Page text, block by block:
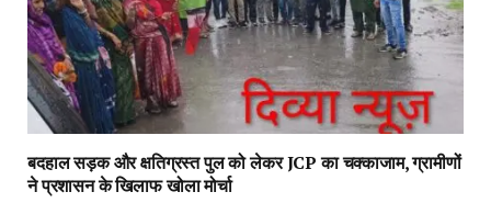
बदहाल सड़क और क्षतिग्रस्त पुल को लेकर JCP का चक्काजाम, ग्रामीणों
ने प्रशासन के खिलाफ खोला मोर्चा